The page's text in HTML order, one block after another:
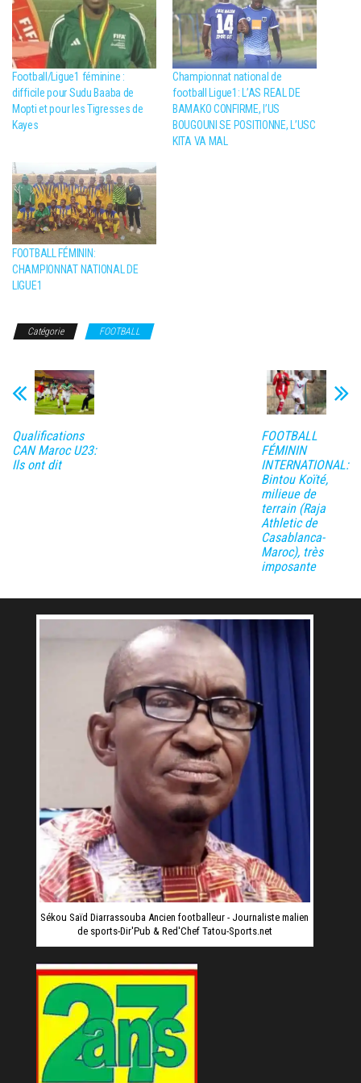
Football/Ligue1 féminine :
difficile pour Sudu Baaba de
Mopti et pour les Tigresses de
Kayes
Championnat national de
football Ligue1: L’AS REAL DE
BAMAKO CONFIRME, l’US
BOUGOUNI SE POSITIONNE, L’USC
KITA VA MAL
FOOTBALL FÉMININ:
CHAMPIONNAT NATIONAL DE
LIGUE1
Catégorie FOOTBALL
Qualifications
CAN Maroc U23:
Ils ont dit
FOOTBALL
FÉMININ
INTERNATIONAL:
Bintou Koïté,
milieue de
terrain (Raja
Athletic de
Casablanca-
Maroc), très
imposante
Sékou Saïd Diarrassouba Ancien footballeur - Journaliste malien
de sports-Dir'Pub & Red'Chef Tatou-Sports.net